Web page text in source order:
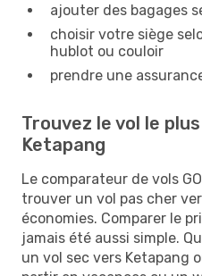
ajouter des bagages
choisir votre siège
hublot ou couloir
prendre une
Trouvez le vol le
Ketapang
Le comparateur de vols
trouver un vol pas cher
économies. Comparer le
jamais été aussi simple.
un vol sec vers Ketapang